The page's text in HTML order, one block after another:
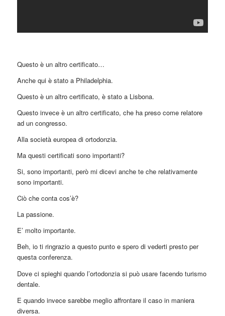
Questo è un altro certificato…
Anche qui è stato a Philadelphia.
Questo è un altro certificato, è stato a Lisbona.
Questo invece è un altro certificato, che ha preso come relatore
ad un congresso.
Alla società europea di ortodonzia.
Ma questi certificati sono importanti?
Si, sono importanti, però mi dicevi anche te che relativamente
sono importanti.
Ciò che conta cos’è?
La passione.
E’ molto importante.
Beh, io ti ringrazio a questo punto e spero di vederti presto per
questa conferenza.
Dove ci spieghi quando l’ortodonzia si può usare facendo turismo
dentale.
E quando invece sarebbe meglio affrontare il caso in maniera
diversa.
MI PRENOTO
Prendiamo in carico solamente richieste di
qualora fossi intenzionato a curarti non
essere ignorata o non presa in carico.